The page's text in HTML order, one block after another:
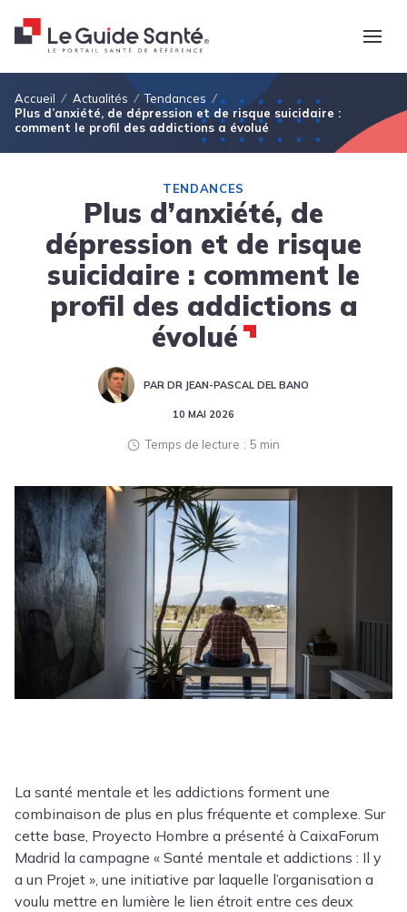
Fil d'Ariane
Accueil Actualités
Tendances
Plus d’anxiété, de dépression et de risque suicidaire :
comment le profil des addictions a évolué
TENDANCES
Plus d’anxiété, de
dépression et de risque
suicidaire : comment le
profil des addictions a
évolué
PAR DR JEAN-PASCAL DEL BANO
10 MAI 2026
Temps de lecture 5 min
La santé mentale et les addictions forment une
combinaison de plus en plus fréquente et complexe. Sur
cette base, Proyecto Hombre a présenté à CaixaForum
Madrid la campagne « Santé mentale et addictions : Il y
a un Projet », une initiative par laquelle l’organisation a
voulu mettre en lumière le lien étroit entre ces deux